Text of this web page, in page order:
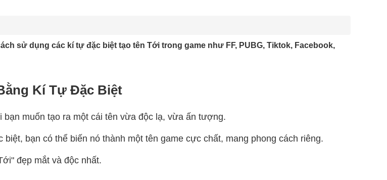
sử dụng các kí tự đặc biệt tạo tên Tới trong game như FF, PUBG, Tiktok, Facebook,
Kí Tự Đặc Biệt
muốn tạo ra một cái tên vừa độc lạ, vừa ấn tượng.
bạn có thể biến nó thành một tên game cực chất, mang phong cách riêng.
đẹp mắt và độc nhất.